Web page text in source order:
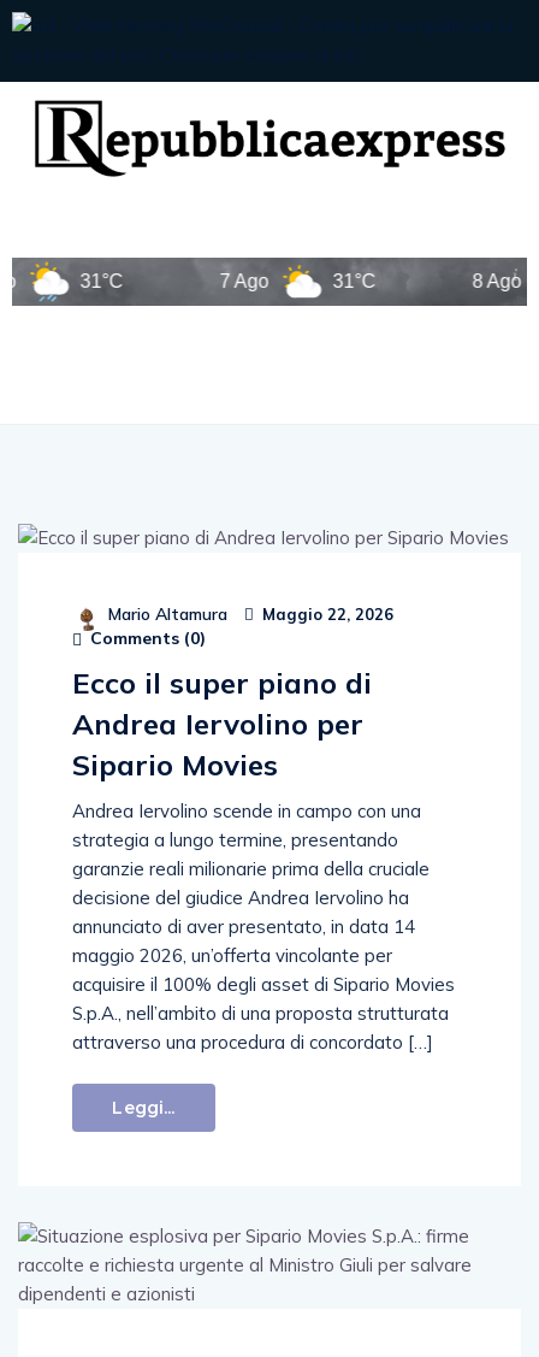
31°C 31°C
Mario Altamura Maggio 22, 2026
Comments (0)
Ecco il super piano di
Andrea Iervolino per
Sipario Movies
Andrea Iervolino scende in campo con una
strategia a lungo termine, presentando
garanzie reali milionarie prima della cruciale
decisione del giudice Andrea Iervolino ha
annunciato di aver presentato, in data 14
maggio 2026, un’offerta vincolante per
acquisire il 100% degli asset di Sipario Movies
S.p.A., nell’ambito di una proposta strutturata
attraverso una procedura di concordato […]
Leggi...